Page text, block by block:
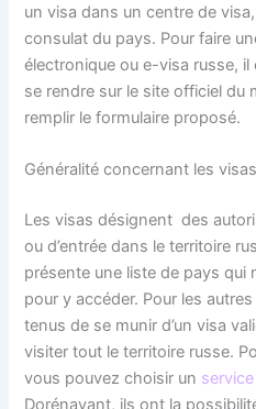
un visa dans un centre de
consulat du pays. Pour faire
électronique ou e-visa russe,
se rendre sur le site officiel du
remplir le formulaire proposé.
Généralité concernant les
Les visas désignent des
ou d’entrée dans le territoire
présente une liste de pays qui
pour y accéder. Pour les
tenus de se munir d’un visa
visiter tout le territoire russe.
vous pouvez choisir un
Dorénavant, ils ont la